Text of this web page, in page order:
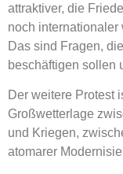
attraktiver, die
noch internationaler
Das sind Fragen,
beschäftigen sollen
Der weitere Protest
Großwetterlage
und Kriegen,
atomarer